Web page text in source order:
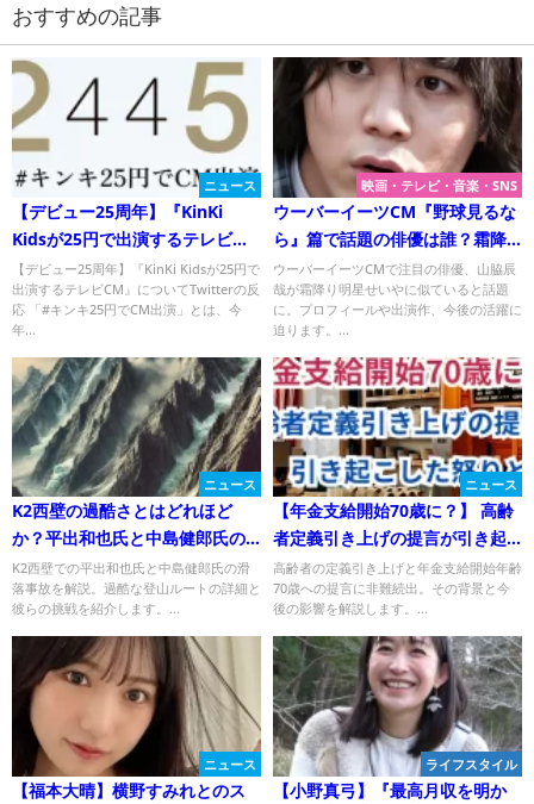
おすすめの記事
ニュース
【デビュー25周年】『KinKi
Kidsが25円で出演するテレビ
CM』についてTwitterの反応
【デビュー25周年】『KinKi Kidsが25円で
出演するテレビCM』についてTwitterの反
応 「#キンキ25円でCM出演」とは、今
年...
映画・テレビ・音楽・SNS
ウーバーイーツCM『野球見るな
ら』篇で話題の俳優は誰？霜降
り明星・せいや似と噂の山脇辰
哉に迫る！
ウーバーイーツCMで注目の俳優、山脇辰
哉が霜降り明星せいやに似ていると話題
に。プロフィールや出演作、今後の活躍に
迫ります。...
ニュース
K2西壁の過酷さとはどれほど
か？平出和也氏と中島健郎氏の
滑落事故！
K2西壁での平出和也氏と中島健郎氏の滑
落事故を解説。過酷な登山ルートの詳細と
彼らの挑戦を紹介します。...
ニュース
【年金支給開始70歳に？】 高齢
者定義引き上げの提言が引き起
こした怒りと不安！
高齢者の定義引き上げと年金支給開始年齢
70歳への提言に非難続出。その背景と今
後の影響を解説します。...
ニュース
【福本大晴】横野すみれとのス
ライフスタイル
【小野真弓】『最高月収を明か